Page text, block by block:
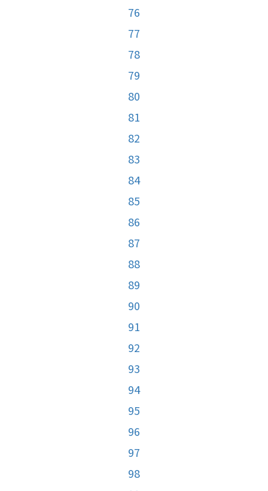
76
77
78
79
80
81
82
83
84
85
86
87
88
89
90
91
92
93
94
95
96
97
98